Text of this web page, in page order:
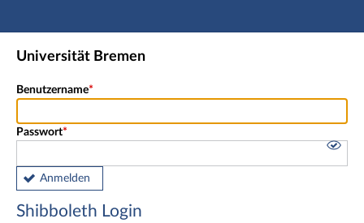
Hauptnavigation
Shibboleth Login
Universität Bremen
Benutzername
Passwort
Anmelden
Shibboleth Login